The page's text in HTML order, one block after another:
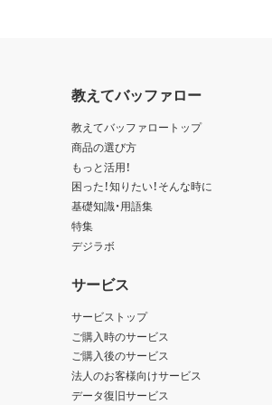
教えてバッファロー
教えてバッファロートップ
商品の選び方
もっと活用！
困った！知りたい！そんな時に
基礎知識・用語集
特集
デジラボ
サービス
サービストップ
ご購入時のサービス
ご購入後のサービス
法人のお客様向けサービス
データ復旧サービス